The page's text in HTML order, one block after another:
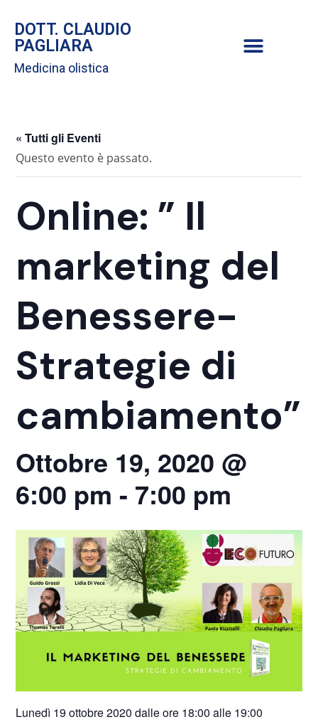
DOTT. CLAUDIO
PAGLIARA
Medicina olistica
« Tutti gli Eventi
Questo evento è passato.
Online: ” Il
marketing del
Benessere-
Strategie di
cambiamento”
Ottobre 19, 2020 @
6:00 pm - 7:00 pm
Lunedì 19 ottobre 2020 dalle ore 18:00 alle 19:00